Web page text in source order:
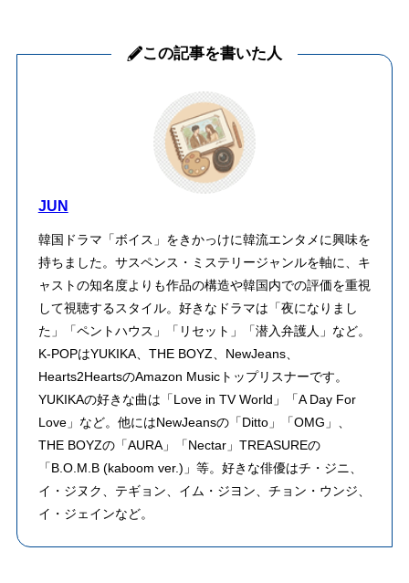
この記事を書いた人
JUN
韓国ドラマ「ボイス」をきかっけに韓流エンタメに興味を
持ちました。サスペンス・ミステリージャンルを軸に、キ
ャストの知名度よりも作品の構造や韓国内での評価を重視
して視聴するスタイル。好きなドラマは「夜になりまし
た」「ペントハウス」「リセット」「潜入弁護人」など。
K-POPはYUKIKA、THE BOYZ、NewJeans、
Hearts2HeartsのAmazon Musicトップリスナーです。
YUKIKAの好きな曲は「Love in TV World」「A Day For
Love」など。他にはNewJeansの「Ditto」「OMG」、
THE BOYZの「AURA」「Nectar」TREASUREの
「B.O.M.B (kaboom ver.)」等。好きな俳優はチ・ジニ、
イ・ジヌク、テギョン、イム・ジヨン、チョン・ウンジ、
イ・ジェインなど。